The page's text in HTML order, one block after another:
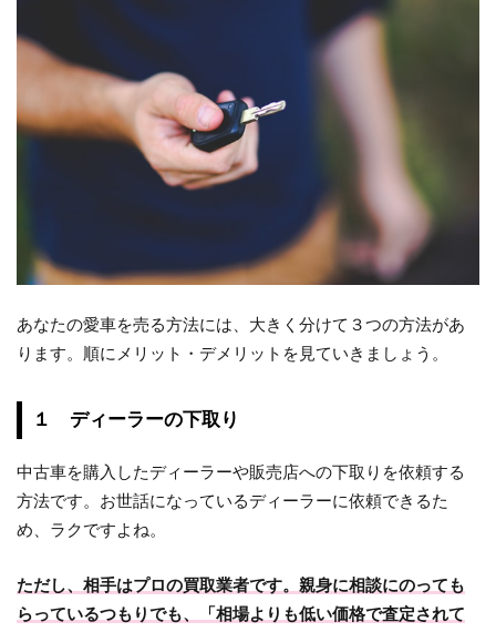
あなたの愛車を売る方法には、大きく分けて３つの方法があ
ります。順にメリット・デメリットを見ていきましょう。
１ ディーラーの下取り
中古車を購入したディーラーや販売店への下取りを依頼する
方法です。お世話になっているディーラーに依頼できるた
め、ラクですよね。
ただし、相手はプロの買取業者です。親身に相談にのっても
らっているつもりでも、「相場よりも低い価格で査定されて